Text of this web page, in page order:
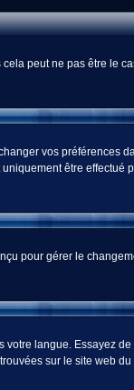
peut ne pas être le
vos préférences
être effectué
pour gérer le
langue. Essayez
sur le site web